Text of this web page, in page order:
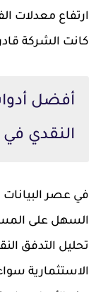
ارتفاع معدلات
كانت الشركة
أفضل
النقدي
في عصر البيانات
السهل على
تحليل التدفق
الاستثمارية